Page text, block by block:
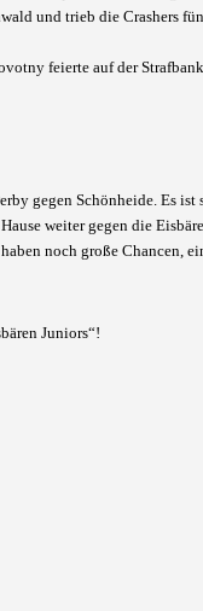
und trieb die Crashers
feierte auf der
gegen Schönheide. Es
weiter gegen die
noch große Chancen,
Juniors“!